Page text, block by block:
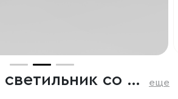
Настенный светильник со стеклянным плафоном еще